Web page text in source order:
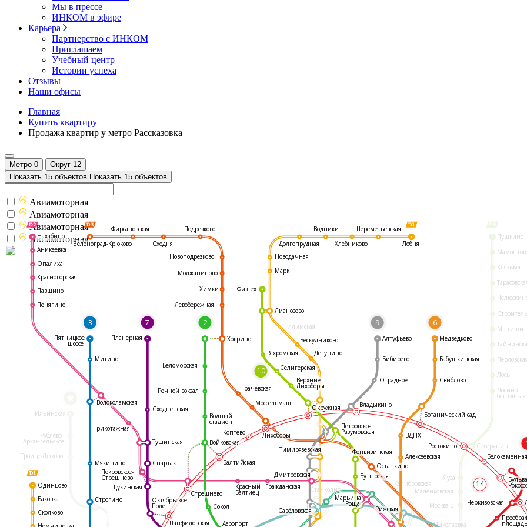
Мы в прессе
ИНКОМ в эфире
Карьера
Партнерство с ИНКОМ
Приглашаем
Учебный центр
Истории успеха
Отзывы
Наши офисы
Главная
Купить квартиру
Продажа квартир у метро Рассказовка
Метро 0 Округ 12
Показать 15 объектов Показать 15 объектов
Илимская
Пушкино
Клязьма
Мытищи
Лось
Лосино-
островская
Северянин
Яуза
Маленковская
Москва-3
Николаевка
Ильинская
Рублево-
Архангельское
Троице-Лыково
Калибровская
Станколит
3 7
14
2 9 6
10
Фирсановская
Сходня
Подрезково
Новоподрезково
Молжаниново
Химки
Левобережная
Ховрино
Грачёвская
Моссельмаш
Останкино
Медведково
Бабушкинская
Свиблово
ВДНХ
Алексеевская
Рижская
Аэропорт
Сокол
Красный
Балтиец
Гражданская
Дмитровская
Коптево Лихоборы
Балтийская
Войковская
Водный
стадион
Сходненская
Трикотажная
Волоколамская
Тушинская
Мякинино
Строгино
Митино
Нахабино
Аникеевка
Опалиха
Красногорская
Павшино
Пенягино
Одинцово
Баковка
Сколково
Пятницкое
шоссе
Планерная
Спартак
Стрешнево
Щукинская
Октябрьское
Поле
Панфиловская
Окружная
Дегунино
Бескудниково
Верхние
Лихоборы
Селигерская
Физтех
Яхромская
Марк
Лианозово
Новодачная
Речной вокзал
Беломорская
Долгопрудная
Водники
Хлебниково
Шереметьевская
Лобня
Тимирязевская
Марьина
Роща
Савёловская
Фонвизинская
Бутырская
Петровско-
Разумовская
Покровское-
Стрешнево
Бибирево
Отрадное
Владыкино
Ботанический сад
Алтуфьево
Ростокино
Черкизовская
площадь
Зеленоград-Крюково
Авиамоторная
Авиамоторная
Авиамоторная
Авиамоторная